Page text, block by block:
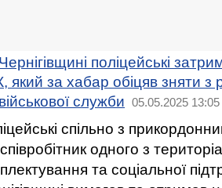
поліцейські
який за хабар обіцяв зняти з
служби
05.05.2025 13:05
спільно з
одного з
та соціальної